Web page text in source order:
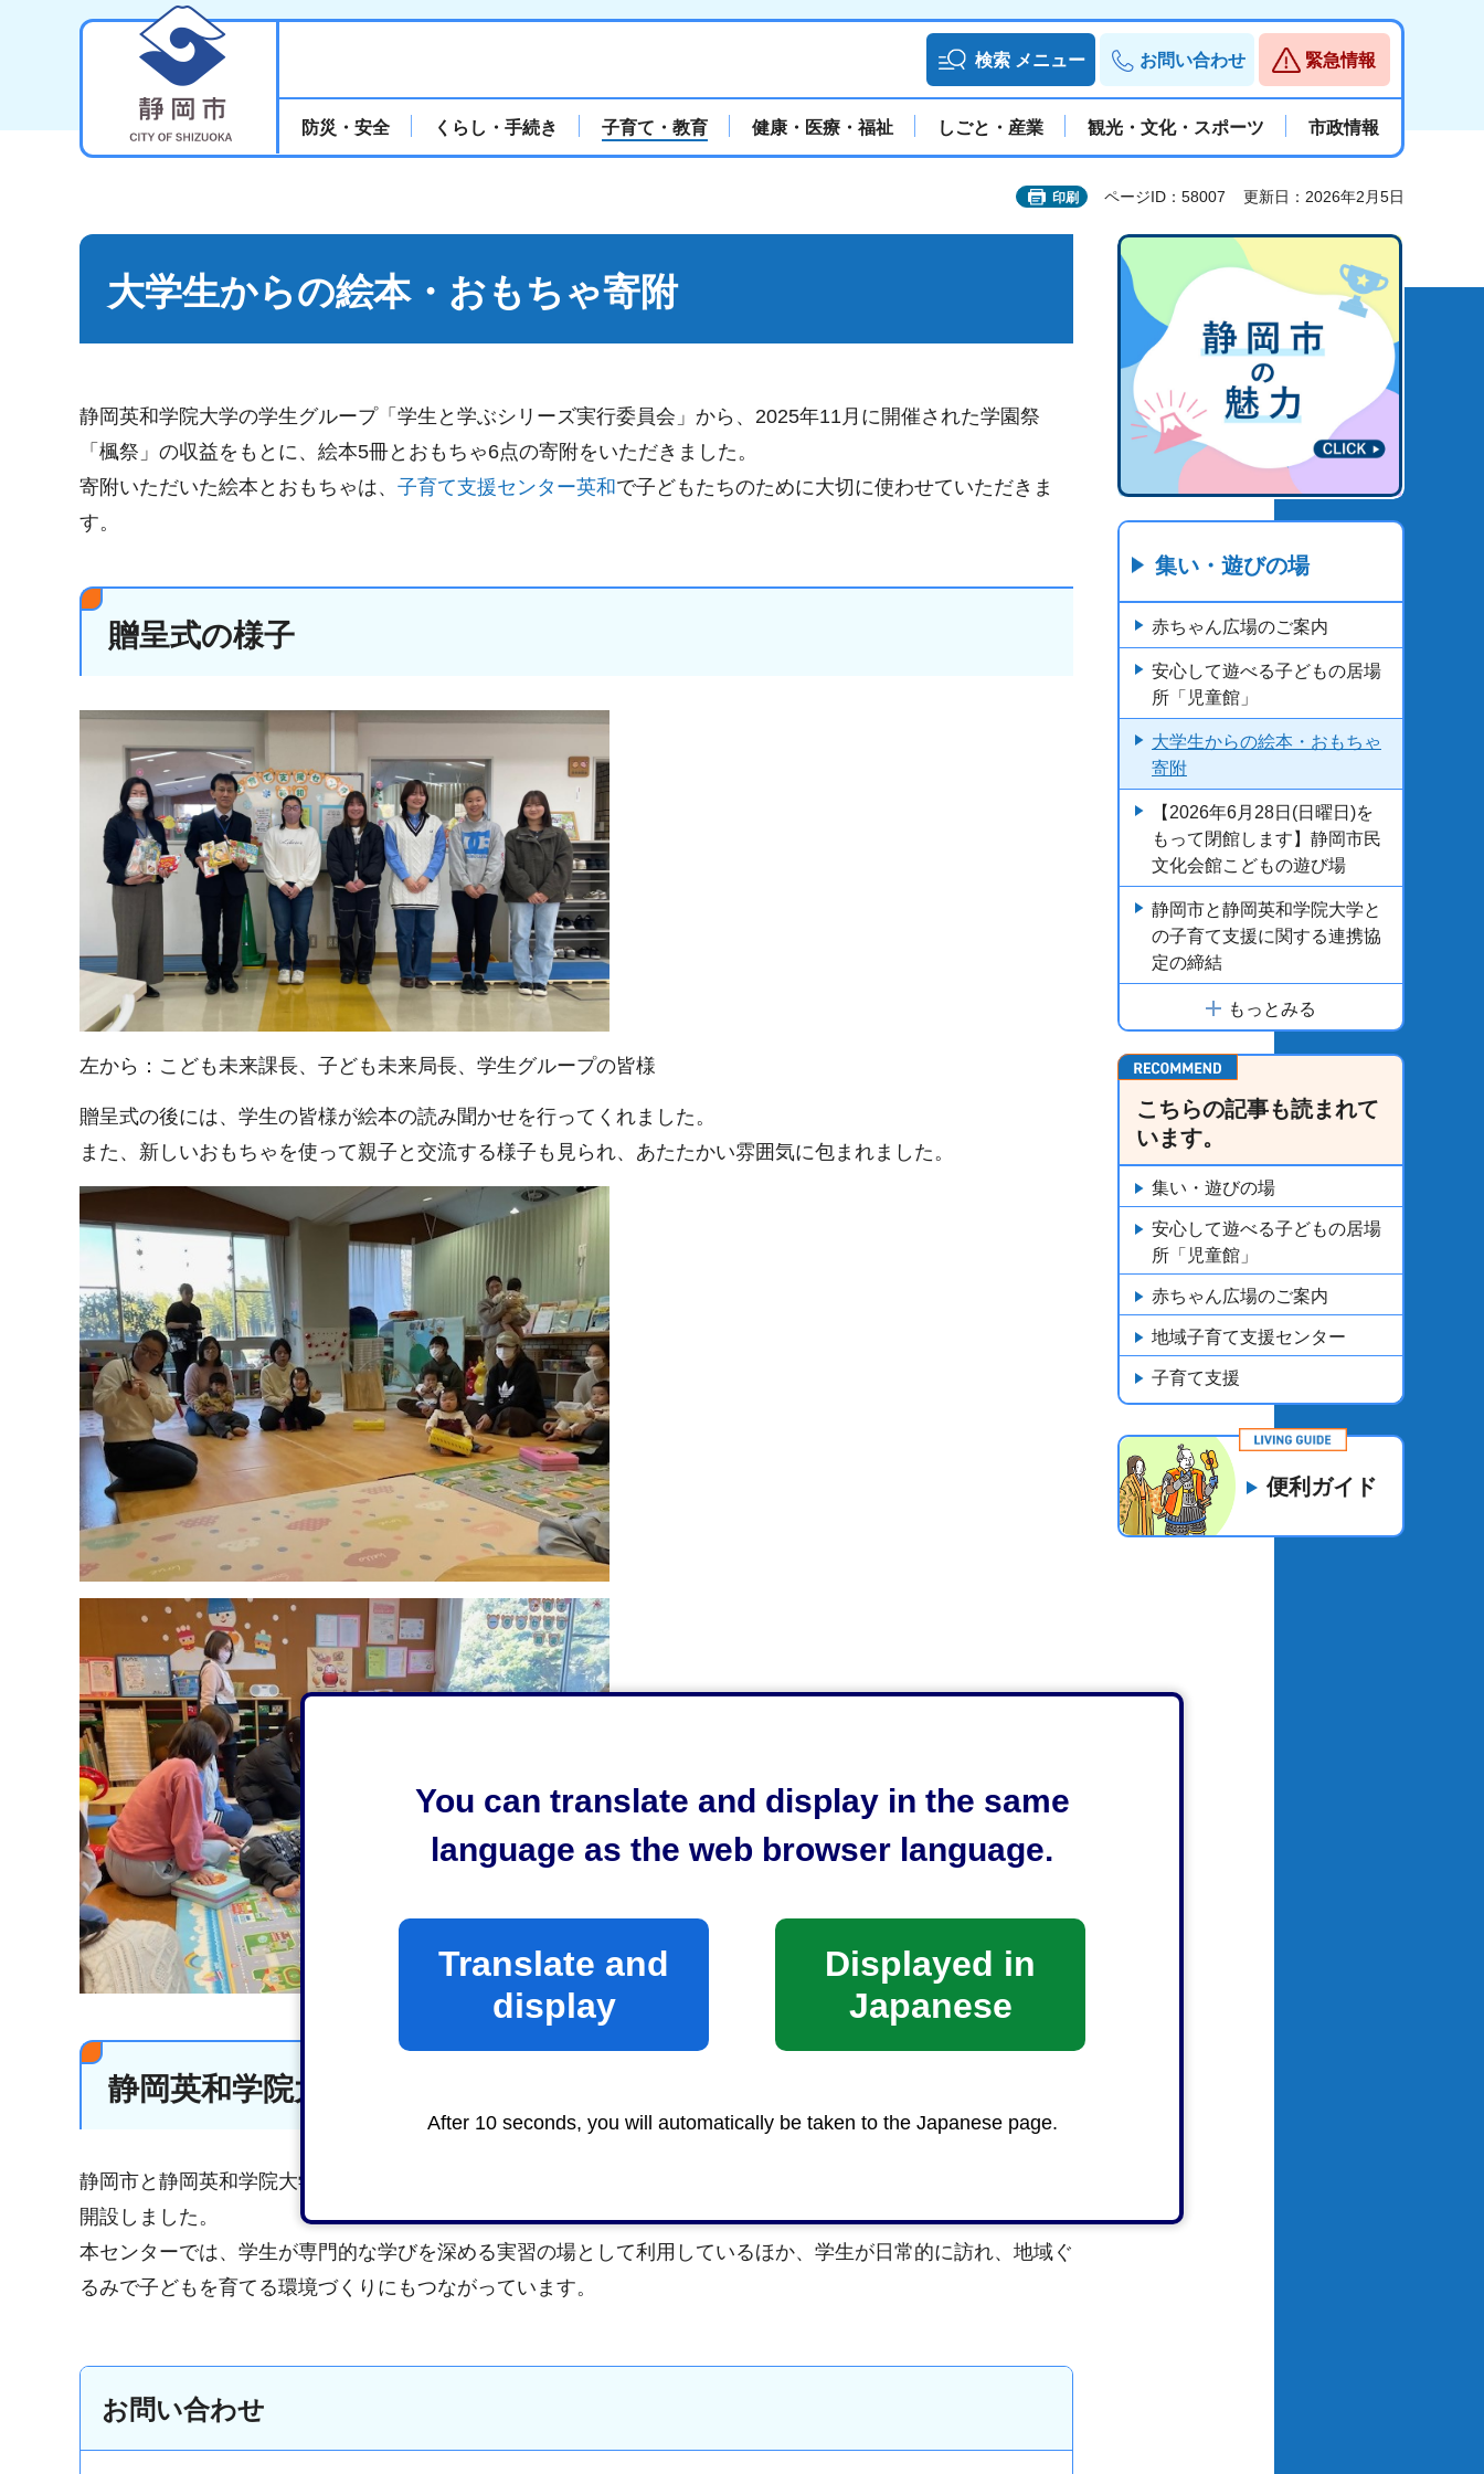
You can translate and display in the same
language as the web browser language.
Translate and
display
Displayed in
Japanese
After 10 seconds, you will automatically be taken to the Japanese page.
検索 メニュー お問い合わせ 緊急情報
防災・安全 くらし・手続き 子育て・教育 健康・医療・福祉 しごと・産業 観光・文化・スポーツ 市政情報
印刷 ページID：58007 更新日：2026年2月5日
大学生からの絵本・おもちゃ寄附
静岡英和学院大学の学生グループ「学生と学ぶシリーズ実行委員会」から、2025年11月に開催された学園祭
「楓祭」の収益をもとに、絵本5冊とおもちゃ6点の寄附をいただきました。
寄附いただいた絵本とおもちゃは、 子育て支援センター英和で子どもたちのために大切に使わせていただきま
す。
贈呈式の様子
左から：こども未来課長、子ども未来局長、学生グループの皆様
贈呈式の後には、学生の皆様が絵本の読み聞かせを行ってくれました。
また、新しいおもちゃを使って親子と交流する様子も見られ、あたたかい雰囲気に包まれました。
静岡英和学院大学との連携
静岡市と静岡英和学院大学は2025年1月に連携協定を締結し、同年3月に同大学内に
開設しました。
本センターでは、学生が専門的な学びを深める実習の場として利用しているほか、学生が日常的に訪れ、地域ぐ
るみで子どもを育てる環境づくりにもつながっています。
お問い合わせ
集い・遊びの場
赤ちゃん広場のご案内
安心して遊べる子どもの居場
所「児童館」
大学生からの絵本・おもちゃ
寄附
【2026年6月28日(日曜日)を
もって閉館します】静岡市民
文化会館こどもの遊び場
静岡市と静岡英和学院大学と
の子育て支援に関する連携協
定の締結
もっとみる
こちらの記事も読まれて
います。
集い・遊びの場
安心して遊べる子どもの居場
所「児童館」
赤ちゃん広場のご案内
地域子育て支援センター
子育て支援
便利ガイド